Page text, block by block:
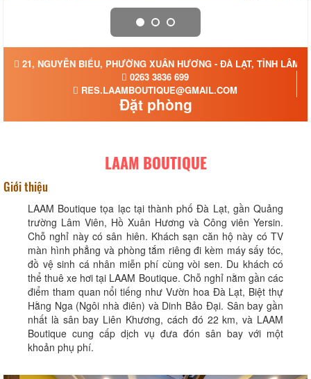
21, NGUYỄN BIỂU, PHƯỜNG XUÂN HƯƠNG - ĐÀ LẠT, TỈNH LÂM
0263 3836 699
RES.LAAMBOUTIQUE@GMAIL.COM
Đặt phòng
LAAM BOUTIQUE
Giới thiệu
LAAM Boutique tọa lạc tại thành phố Đà Lạt, gần Quảng
trường Lâm Viên, Hồ Xuân Hương và Công viên Yersin.
Chỗ nghỉ này có sân hiên. Khách sạn căn hộ này có TV
màn hình phẳng và phòng tắm riêng đi kèm máy sấy tóc,
đồ vệ sinh cá nhân miễn phí cùng vòi sen. Du khách có
thể thuê xe hơi tại LAAM Boutique. Chỗ nghỉ nằm gần các
điểm tham quan nổi tiếng như Vườn hoa Đà Lạt, Biệt thự
Hằng Nga (Ngôi nhà điên) và Dinh Bảo Đại. Sân bay gần
nhất là sân bay Liên Khương, cách đó 22 km, và LAAM
Boutique cung cấp dịch vụ đưa đón sân bay với một
khoản phụ phí.